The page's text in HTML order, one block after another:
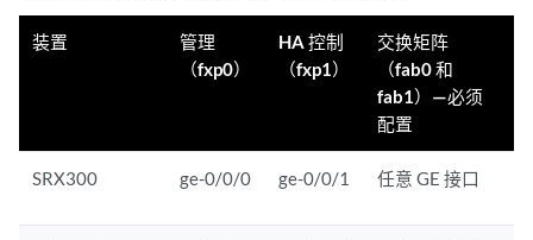
装置
管理
（fxp0）
HA 控制
（fxp1）
交换矩阵
（fab0 和
fab1）—必须
配置
SRX300 ge-0/0/0 ge-0/0/1 任意 GE 接口